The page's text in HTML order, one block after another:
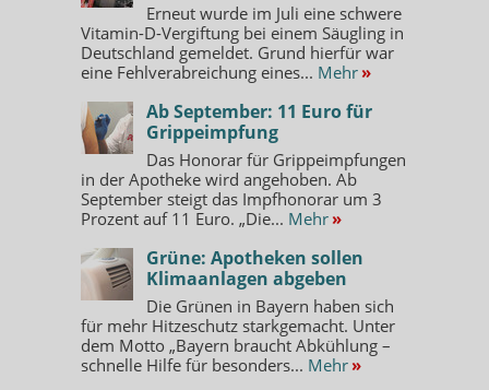
Erneut wurde im Juli eine schwere
Vitamin-D-Vergiftung bei einem Säugling in
Deutschland gemeldet. Grund hierfür war
eine Fehlverabreichung eines... Mehr »
Ab September: 11 Euro für
Grippeimpfung
Das Honorar für Grippeimpfungen
in der Apotheke wird angehoben. Ab
September steigt das Impfhonorar um 3
Prozent auf 11 Euro. „Die... Mehr »
Grüne: Apotheken sollen
Klimaanlagen abgeben
Die Grünen in Bayern haben sich
für mehr Hitzeschutz starkgemacht. Unter
dem Motto „Bayern braucht Abkühlung –
schnelle Hilfe für besonders... Mehr »